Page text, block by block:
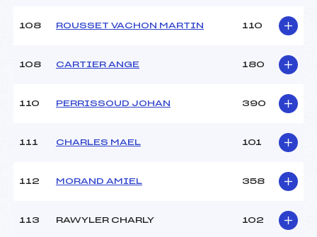
108 ROUSSET VACHON MARTIN 110
108 CARTIER ANGE 180
110 PERRISSOUD JOHAN 390
111 CHARLES MAEL 101
112 MORAND AMIEL 358
113 RAWYLER CHARLY 102